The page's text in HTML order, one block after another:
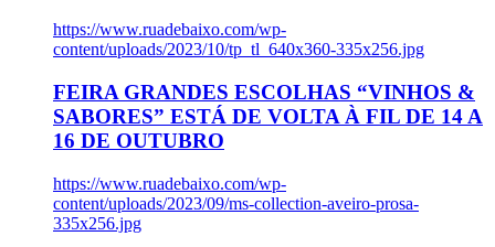
https://www.ruadebaixo.com/wp-
content/uploads/2023/10/tp_tl_640x360-335x256.jpg
FEIRA GRANDES ESCOLHAS “VINHOS &
SABORES” ESTÁ DE VOLTA À FIL DE 14 A
16 DE OUTUBRO
https://www.ruadebaixo.com/wp-
content/uploads/2023/09/ms-collection-aveiro-prosa-
335x256.jpg